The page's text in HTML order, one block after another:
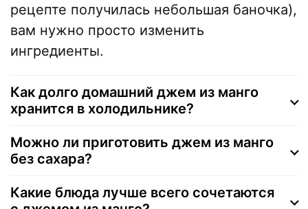
рецепте получилась небольшая баночка),
вам нужно просто изменить
ингредиенты.
Как долго домашний джем из манго
хранится в холодильнике?
Можно ли приготовить джем из манго
без сахара?
Какие блюда лучше всего сочетаются